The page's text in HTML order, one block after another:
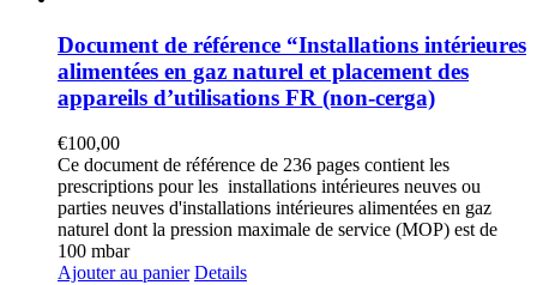
Document de référence “Installations intérieures
alimentées en gaz naturel et placement des
appareils d’utilisations FR (non-cerga)
€100,00
Ce document de référence de 236 pages contient les
prescriptions pour les installations intérieures neuves ou
parties neuves d'installations intérieures alimentées en gaz
naturel dont la pression maximale de service (MOP) est de
100 mbar
Ajouter au panier Details